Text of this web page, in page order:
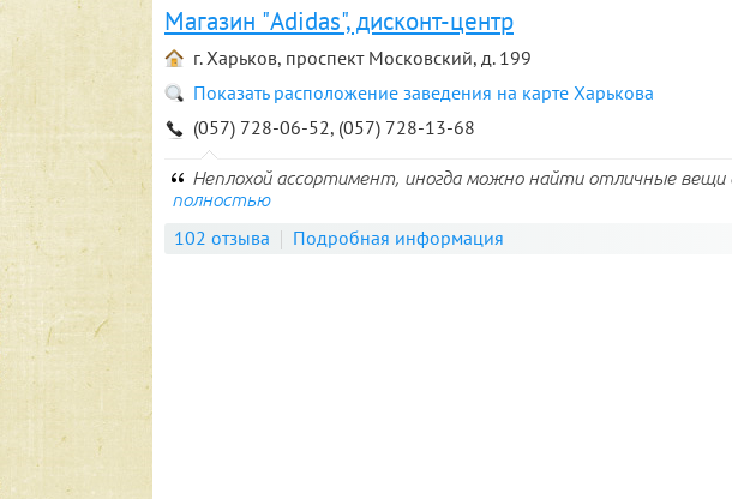
Магазин "Adidas", дисконт-центр
г. Харьков, проспект Московский, д. 199
Показать расположение заведения на карте Харькова
(057) 728-06-52, (057) 728-13-68
Неплохой ассортимент, иногда можно найти отличные вещи
полностью
102 отзыва Подробная информация